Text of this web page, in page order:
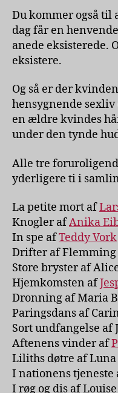
Du kommer også til
dag får en
anede eksisterede.
eksistere.
Og så er der
hensygnende
en ældre kvindes
under den tynde
Alle tre
yderligere ti i
La petite mort af
Knogler afAnika
In spe afTeddy Vork
Drifter af Flemming
Store bryster af
Hjemkomsten af
Dronning af Maria
Paringsdans af
Sort undfangelse af
Aftenens vinder af
Liliths døtre af Luna
I nationens tjeneste
I røg og dis af